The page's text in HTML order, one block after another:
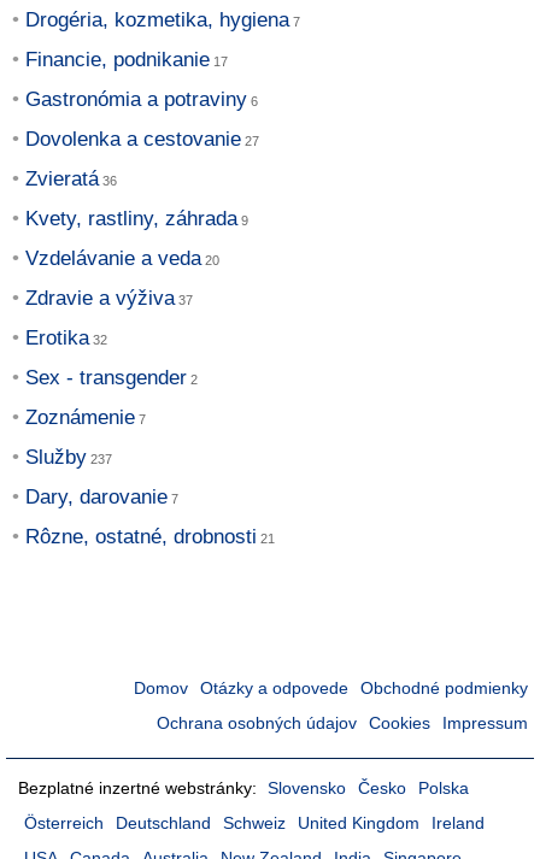
Drogéria, kozmetika, hygiena
Financie, podnikanie
Gastronómia a potraviny
Dovolenka a cestovanie
Zvieratá
Kvety, rastliny, záhrada
Vzdelávanie a veda
Zdravie a výživa
Erotika
Sex - transgender
Zoznámenie
Služby
Dary, darovanie
Rôzne, ostatné, drobnosti
Domov Otázky a odpovede
Obchodné podmienky
Ochrana osobných údajov
Cookies Impressum
Bezplatné inzertné webstránky: Slovensko Česko
Polska
Österreich
Deutschland Schweiz United Kingdom
Ireland